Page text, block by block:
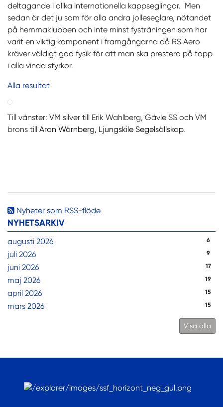
Nyheter som RSS-flöde
NYHETSARKIV
augusti 2026 6
juli 2026 9
juni 2026 17
maj 2026 19
april 2026 15
mars 2026 15
Visa alla
deltagande i olika internationella kappseglingar. Men
sedan är det ju som för alla andra jolleseglare, nötandet
på hemmaklubben och inte minst fysträningen som har
varit en viktig komponent i framgångarna då RS Aero
kräver väldigt god fysik för att man ska prestera på topp
i alla vinda styrkor.
Alla resultat
Till vänster: VM silver till Erik Wahlberg, Gävle SS och VM
brons till Aron Wärnberg, Ljungskile Segelsällskap.